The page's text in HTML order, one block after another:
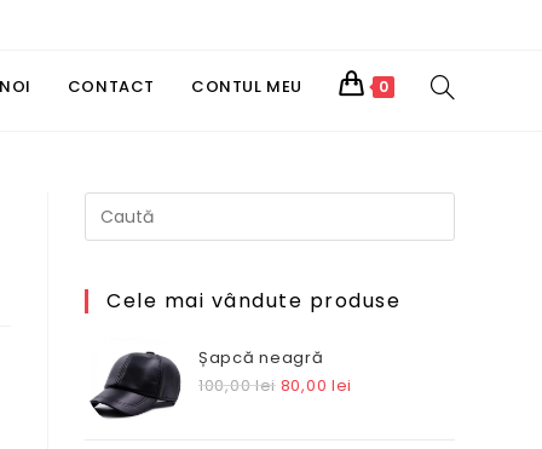
CONTACT CONTUL MEU 0 TOGGLE
Cele mai vândute produse
Șapcă neagră
100,00lei Prețul
80,00 lei